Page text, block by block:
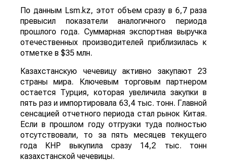
По данным Lsm.kz, этот объем сразу в 6,7 раза
превысил показатели аналогичного периода
прошлого года. Суммарная экспортная выручка
отечественных производителей приблизилась к
отметке в $35 млн.
Казахстанскую чечевицу активно закупают 23
страны мира. Ключевым торговым партнером
остается Турция, которая увеличила закупки в
пять раз и импортировала 63,4 тыс. тонн. Главной
сенсацией отчетного периода стал рынок Китая.
Если в прошлом году отгрузки туда полностью
отсутствовали, то за пять месяцев текущего
года КНР выкупила сразу 14,2 тыс. тонн
казахстанской чечевицы.